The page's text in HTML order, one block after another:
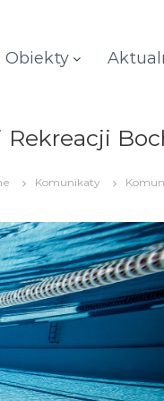
Obiekty
Komunikaty